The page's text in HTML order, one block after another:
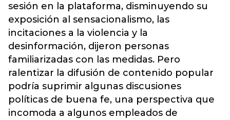
sesión en la plataforma, disminuyendo su
exposición al sensacionalismo, las
incitaciones a la violencia y la
desinformación, dijeron personas
familiarizadas con las medidas. Pero
ralentizar la difusión de contenido popular
podría suprimir algunas discusiones
políticas de buena fe, una perspectiva que
incomoda a algunos empleados de